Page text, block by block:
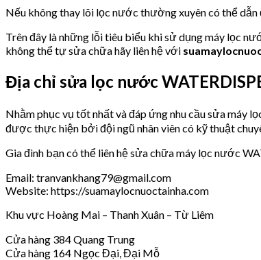
Nếu không thay lõi lọc nước thường xuyên có thể
Trên đây là những lỗi tiêu biểu khi sử dụng máy lọc
không thể tự sửa chữa hãy liên hệ với
Địa chỉ sửa lọc nước
Nhằm phục vụ tốt nhất và đáp ứng nhu cầu sửa máy
được thực hiện bởi đội ngũ nhân viên có kỹ thuật
Gia đình bạn có thể liên hệ sửa chữa máy lọc nước
Email: tranvankhang79@gmail.com
Website: https://suamaylocnuoctainha.com
Khu vực Hoàng Mai – Thanh Xuân – Từ Liêm
Cửa hàng 384 Quang Trung
Cửa hàng 164 Ngọc Đại, Đại Mỗ